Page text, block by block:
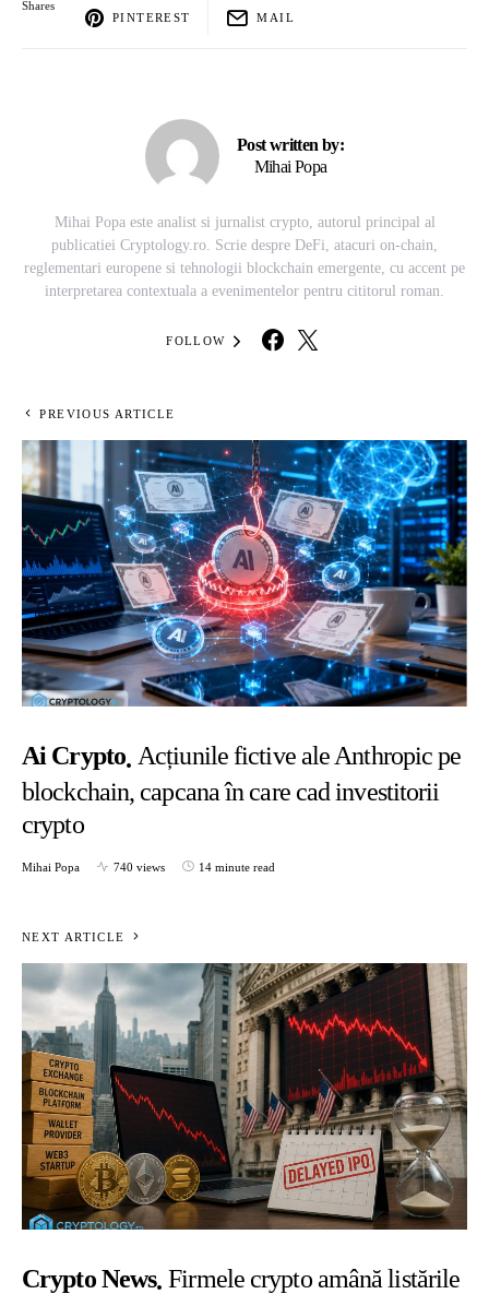
Shares
PINTEREST
MAIL
Post written by:
Mihai Popa
Mihai Popa este analist si jurnalist crypto, autorul principal al
publicatiei Cryptology.ro. Scrie despre DeFi, atacuri on-chain,
reglementari europene si tehnologii blockchain emergente, cu accent pe
interpretarea contextuala a evenimentelor pentru cititorul roman.
FOLLOW
PREVIOUS ARTICLE
Ai Crypto Acțiunile fictive ale Anthropic pe
blockchain, capcana în care cad investitorii
crypto
Mihai Popa 740 views 14 minute read
NEXT ARTICLE
Crypto News Firmele crypto amână listările